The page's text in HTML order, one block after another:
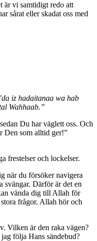
är vi samtidigt redo att
sårat eller skadat oss med
iz hadaitanaa wa hab
Wahhaab.”
Du har väglett oss. Och
Den som alltid ger!”
frestelser och lockelser.
när du försöker navigera
svängar. Därför är det en
vända dig till Allah för
frågor. Allah hör och
Vilken är den raka vägen?
följa Hans sändebud?